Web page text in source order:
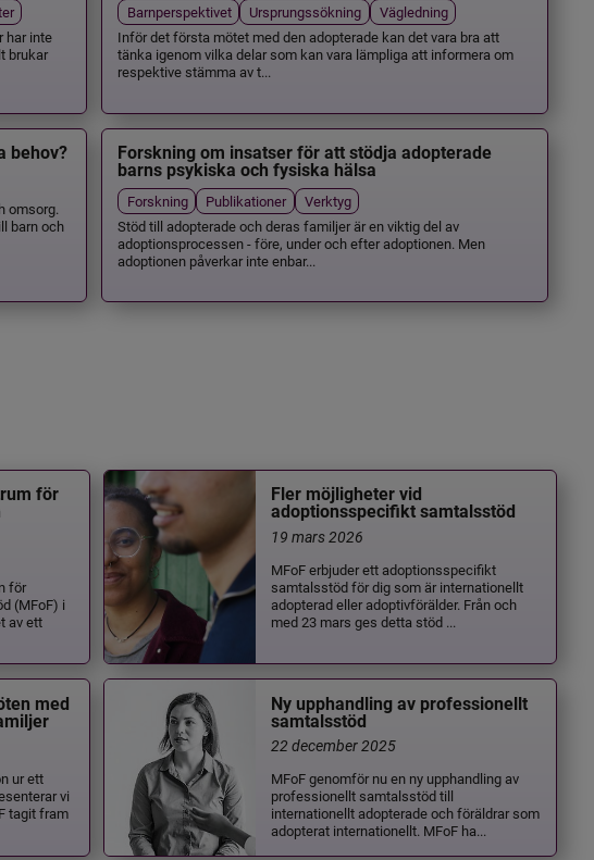
har inte
brukar
Barnperspektivet Ursprungssökning
Vägledning
Inför det första mötet med den adopterade kan det vara bra att
tänka igenom vilka delar som kan vara lämpliga att informera om
respektive stämma av t...
behov?
omsorg.
barn och
Forskning om insatser för att stödja adopterade
barns psykiska och fysiska hälsa
Forskning Publikationer
Verktyg
Stöd till adopterade och deras familjer är en viktig del av
adoptionsprocessen - före, under och efter adoptionen. Men
adoptionen påverkar inte enbar...
för
för
(MFoF) i
av ett
Fler möjligheter vid
adoptionsspecifikt samtalsstöd
19 mars 2026
MFoF erbjuder ett adoptionsspecifikt
samtalsstöd för dig som är internationellt
adopterad eller adoptivförälder. Från och
med 23 mars ges detta stöd ...
med
ur ett
vi
tagit fram
Ny upphandling av professionellt
samtalsstöd
22 december 2025
MFoF genomför nu en ny upphandling av
professionellt samtalsstöd till
internationellt adopterade och föräldrar som
adopterat internationellt. MFoF ha...